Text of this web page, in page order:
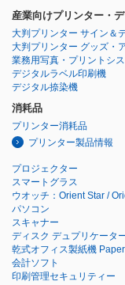
産業向けプリンター・
大判プリンター サイン＆
大判プリンター グッズ・
業務用写真・プリントシ
デジタルラベル印刷機
デジタル捺染機
消耗品
プリンター消耗品
プリンター製品情報
プロジェクター
スマートグラス
ウオッチ：Orient Star /
パソコン
スキャナー
ディスク デュプリケータ
乾式オフィス製紙機
会計ソフト
印刷管理セキュリティー